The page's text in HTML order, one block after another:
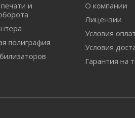
и
полиграфия
О компании
Лицензии
Условия
Условия
Гарантия на